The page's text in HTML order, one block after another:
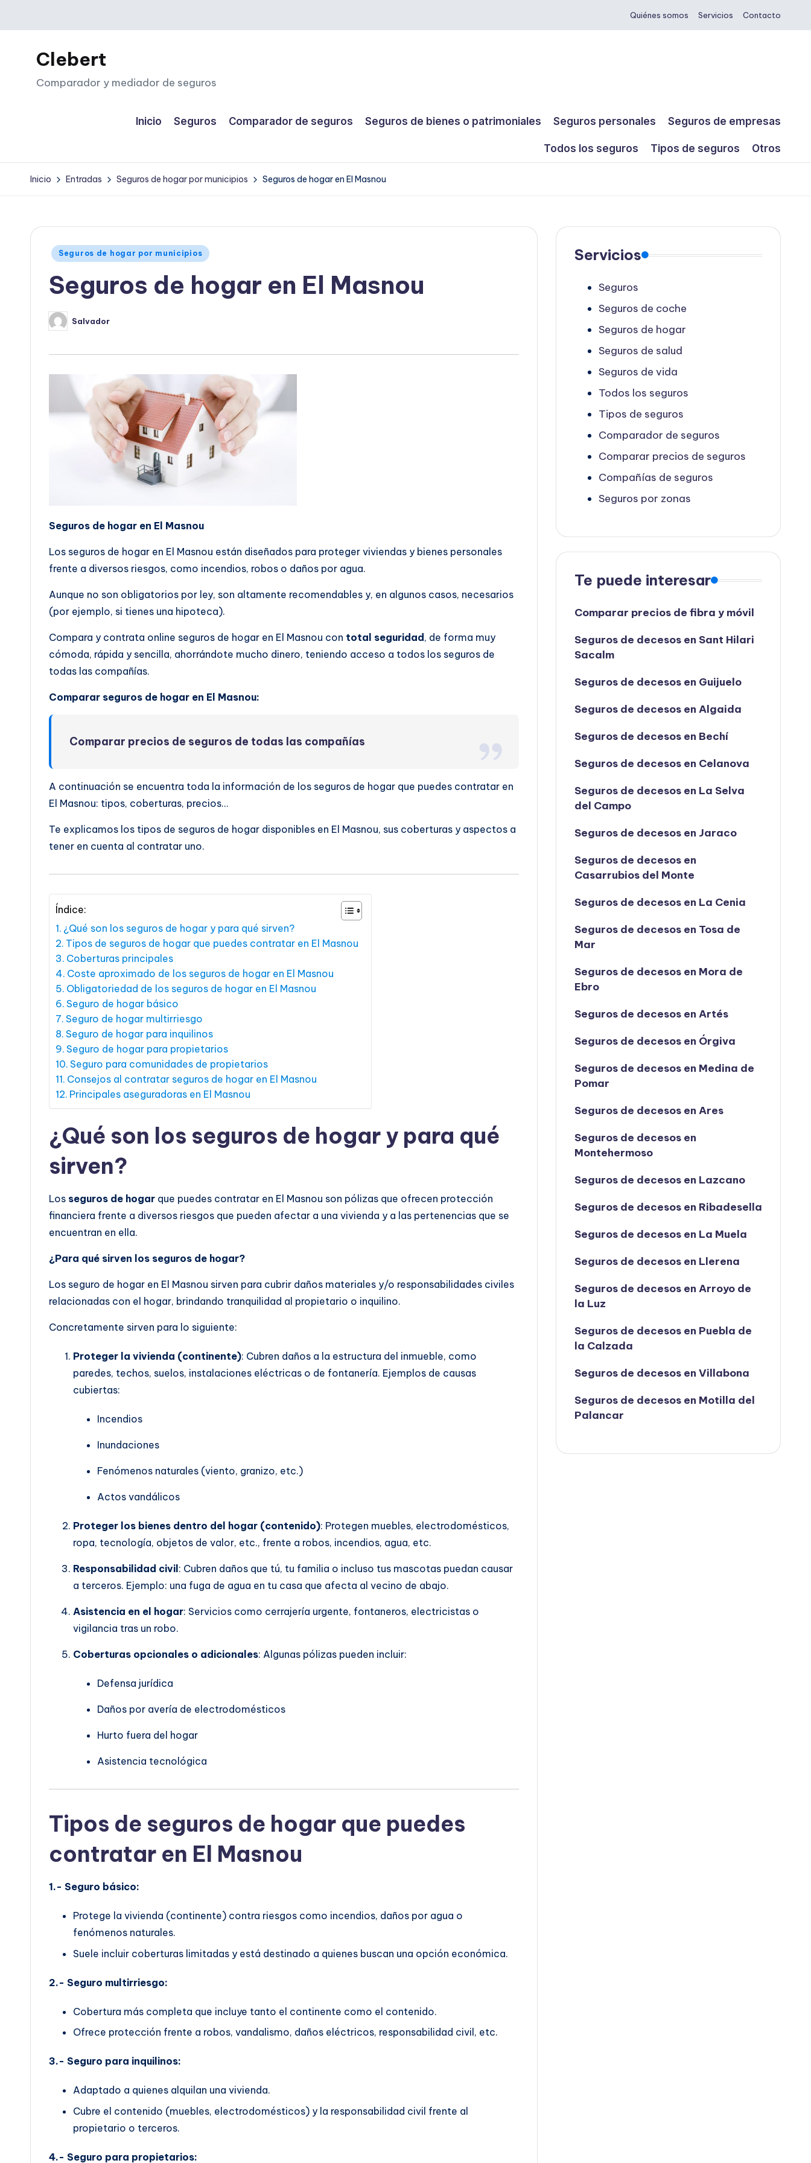
Saltar
contenido
Quiénes somos Servicios Contacto
Clebert
Comparador y mediador de seguros
Inicio Seguros Comparador de seguros Seguros de bienes o patrimoniales Seguros personales Seguros de empresas
Todos los seguros Tipos de seguros Otros
Inicio Entradas Seguros de hogar por municipios Seguros de hogar en El Masnou
Publicado
Seguros de hogar por municipios
Seguros de hogar en El Masnou
Publicado
por
Salvador
Seguros de hogar en El Masnou
Los seguros de hogar en El Masnou están diseñados para proteger viviendas y bienes personales
frente a diversos riesgos, como incendios, robos o daños por agua.
Aunque no son obligatorios por ley, son altamente recomendables y, en algunos casos, necesarios
(por ejemplo, si tienes una hipoteca).
Compara y contrata online seguros de hogar en El Masnou con total seguridad , de forma muy
cómoda, rápida y sencilla, ahorrándote mucho dinero, teniendo acceso a todos los seguros de
todas las compañías.
Comparar seguros de hogar en El Masnou:
Comparar precios de seguros de todas las compañías
A continuación se encuentra toda la información de los seguros de hogar que puedes contratar en
El Masnou: tipos, coberturas, precios…
Te explicamos los tipos de seguros de hogar disponibles en El Masnou, sus coberturas y aspectos a
tener en cuenta al contratar uno.
Índice:
¿Qué son los seguros de hogar y para qué sirven?
Tipos de seguros de hogar que puedes contratar en El Masnou
Coberturas principales
Coste aproximado de los seguros de hogar en El Masnou
Obligatoriedad de los seguros de hogar en El Masnou
Seguro de hogar básico
Seguro de hogar multirriesgo
Seguro de hogar para inquilinos
Seguro de hogar para propietarios
Seguro para comunidades de propietarios
Consejos al contratar seguros de hogar en El Masnou
Principales aseguradoras en El Masnou
¿Qué son los seguros de hogar y para qué
sirven?
Los seguros de hogar que puedes contratar en El Masnou son pólizas que ofrecen protección
financiera frente a diversos riesgos que pueden afectar a una vivienda y a las pertenencias que se
encuentran en ella.
¿Para qué sirven los seguros de hogar?
Los seguro de hogar en El Masnou sirven para cubrir daños materiales y/o responsabilidades civiles
relacionadas con el hogar, brindando tranquilidad al propietario o inquilino.
Concretamente sirven para lo siguiente:
Proteger la vivienda (continente): Cubren daños a la estructura del inmueble, como
paredes, techos, suelos, instalaciones eléctricas o de fontanería. Ejemplos de causas
cubiertas:
Incendios
Inundaciones
Fenómenos naturales (viento, granizo, etc.)
Actos vandálicos
Proteger los bienes dentro del hogar (contenido): Protegen muebles, electrodomésticos,
ropa, tecnología, objetos de valor, etc., frente a robos, incendios, agua, etc.
Responsabilidad civil : Cubren daños que tú, tu familia o incluso tus mascotas puedan causar
a terceros. Ejemplo: una fuga de agua en tu casa que afecta al vecino de abajo.
Asistencia en el hogar: Servicios como cerrajería urgente, fontaneros, electricistas o
vigilancia tras un robo.
Coberturas opcionales o adicionales: Algunas pólizas pueden incluir:
Defensa jurídica
Daños por avería de electrodomésticos
Hurto fuera del hogar
Asistencia tecnológica
Tipos de seguros de hogar que puedes
contratar en El Masnou
1.- Seguro básico:
Protege la vivienda (continente) contra riesgos como incendios, daños por agua o
fenómenos naturales.
Suele incluir coberturas limitadas y está destinado a quienes buscan una opción económica.
2.- Seguro multirriesgo:
Cobertura más completa que incluye tanto el continente como el contenido.
Ofrece protección frente a robos, vandalismo, daños eléctricos, responsabilidad civil, etc.
3.- Seguro para inquilinos:
Adaptado a quienes alquilan una vivienda.
Cubre el contenido (muebles, electrodomésticos) y la responsabilidad civil frente al
propietario o terceros.
4.- Seguro para propietarios:
Servicios
Seguros
Seguros de coche
Seguros de hogar
Seguros de salud
Seguros de vida
Todos los seguros
Tipos de seguros
Comparador de seguros
Comparar precios de seguros
Compañías de seguros
Seguros por zonas
Te puede interesar
Comparar precios de fibra y móvil
Seguros de decesos en Sant Hilari
Sacalm
Seguros de decesos en Guijuelo
Seguros de decesos en Algaida
Seguros de decesos en Bechí
Seguros de decesos en Celanova
Seguros de decesos en La Selva
del Campo
Seguros de decesos en Jaraco
Seguros de decesos en
Casarrubios del Monte
Seguros de decesos en La Cenia
Seguros de decesos en Tosa de
Mar
Seguros de decesos en Mora de
Ebro
Seguros de decesos en Artés
Seguros de decesos en Órgiva
Seguros de decesos en Medina de
Pomar
Seguros de decesos en Ares
Seguros de decesos en
Montehermoso
Seguros de decesos en Lazcano
Seguros de decesos en Ribadesella
Seguros de decesos en La Muela
Seguros de decesos en Llerena
Seguros de decesos en Arroyo de
la Luz
Seguros de decesos en Puebla de
la Calzada
Seguros de decesos en Villabona
Seguros de decesos en Motilla del
Palancar